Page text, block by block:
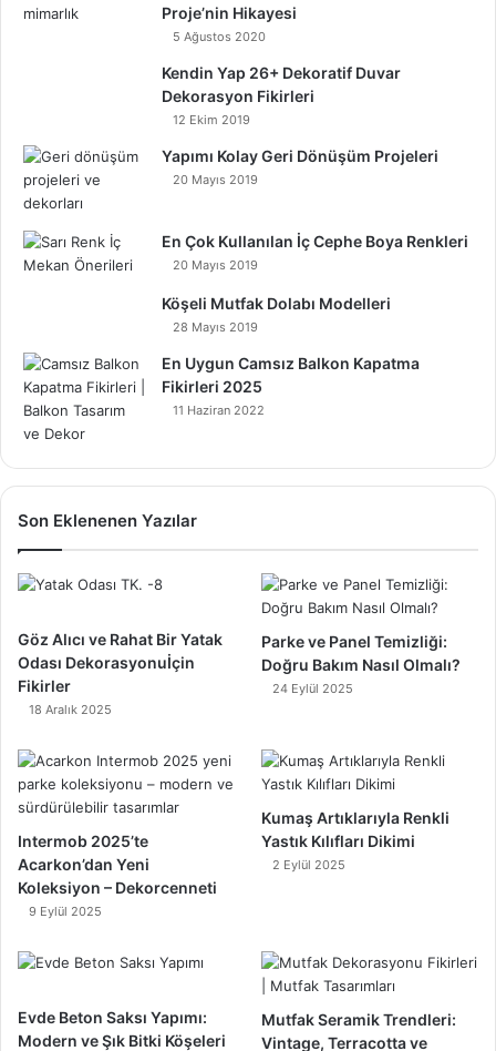
Proje’nin Hikayesi
5 Ağustos 2020
Kendin Yap 26+ Dekoratif Duvar
Dekorasyon Fikirleri
12 Ekim 2019
Yapımı Kolay Geri Dönüşüm Projeleri
20 Mayıs 2019
En Çok Kullanılan İç Cephe Boya Renkleri
20 Mayıs 2019
Köşeli Mutfak Dolabı Modelleri
28 Mayıs 2019
En Uygun Camsız Balkon Kapatma
Fikirleri 2025
11 Haziran 2022
Son Eklenenen Yazılar
Göz Alıcı ve Rahat Bir Yatak
Odası Dekorasyonuİçin
Fikirler
18 Aralık 2025
Parke ve Panel Temizliği:
Doğru Bakım Nasıl Olmalı?
24 Eylül 2025
Intermob 2025’te
Acarkon’dan Yeni
Koleksiyon – Dekorcenneti
9 Eylül 2025
Kumaş Artıklarıyla Renkli
Yastık Kılıfları Dikimi
2 Eylül 2025
Evde Beton Saksı Yapımı:
Modern ve Şık Bitki Köşeleri
Mutfak Seramik Trendleri:
Vintage, Terracotta ve